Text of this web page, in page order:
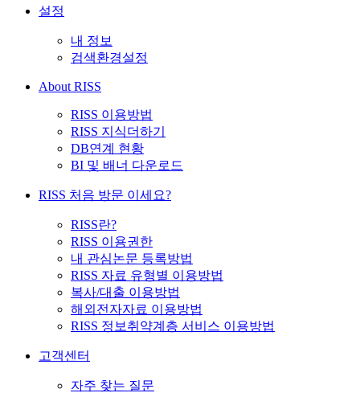
설정
내 정보
검색환경설정
About RISS
RISS 이용방법
RISS 지식더하기
DB연계 현황
BI 및 배너 다운로드
RISS 처음 방문 이세요?
RISS란?
RISS 이용권한
내 관심논문 등록방법
RISS 자료 유형별 이용방법
복사/대출 이용방법
해외전자자료 이용방법
RISS 정보취약계층 서비스 이용방법
고객센터
자주 찾는 질문